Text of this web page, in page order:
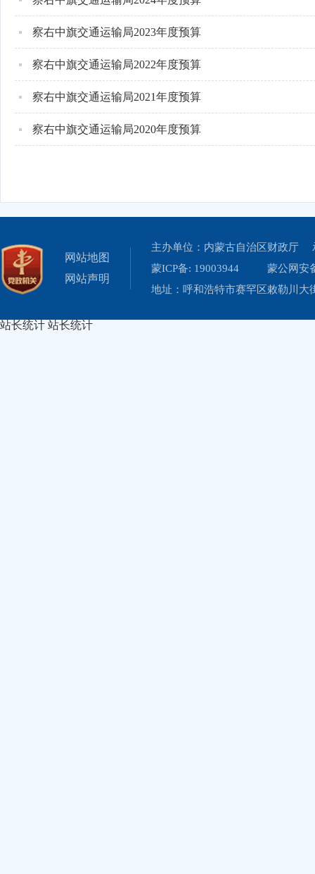
察右中旗交通运输局2023年度预算
察右中旗交通运输局2022年度预算
察右中旗交通运输局2021年度预算
察右中旗交通运输局2020年度预算
网站地图
网站声明
主办单位：内蒙古自治区财政厅
蒙ICP备: 19003944
蒙公网安
地址：呼和浩特市赛罕区敕勒川
站长统计 站长统计